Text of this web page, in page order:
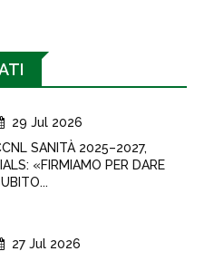
29 Jul 2026
SANITÀ 2025–2027,
«FIRMIAMO PER DARE
27 Jul 2026